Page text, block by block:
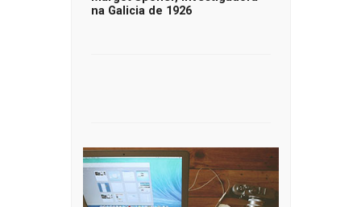
na Galicia de 1926